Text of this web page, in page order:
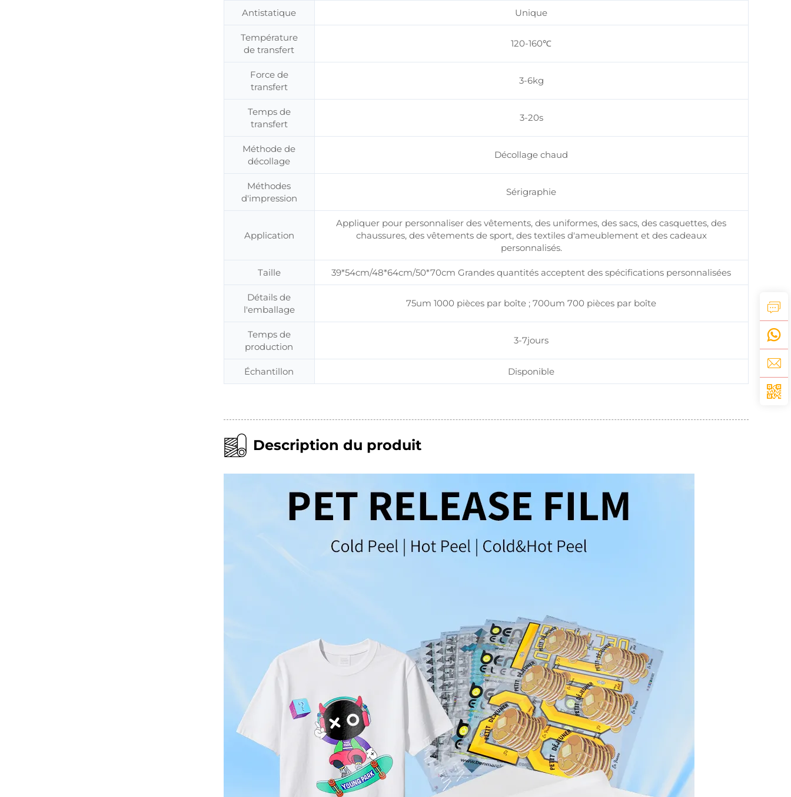
Antistatique Unique
Température
de transfert
120-160℃
Force de
transfert
3-6kg
Temps de
transfert
3-20s
Méthode de
décollage
Décollage chaud
Méthodes
d'impression
Sérigraphie
Application
Appliquer pour personnaliser des vêtements, des uniformes, des sacs, des casquettes, des
chaussures, des vêtements de sport, des textiles d'ameublement et des cadeaux
personnalisés.
Taille 39*54cm/48*64cm/50*70cm Grandes quantités acceptent des spécifications personnalisées
Détails de
l'emballage
75um 1000 pièces par boîte ; 700um 700 pièces par boîte
Temps de
production
3-7jours
Échantillon Disponible
Description du produit